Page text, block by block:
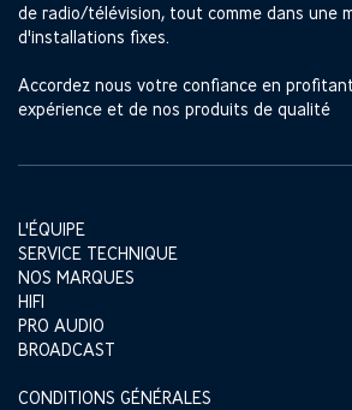
de radio/télévision, tout comme dans une
d'installations fixes.
Accordez nous votre confiance en
expérience et de nos produits de qualité
L'ÉQUIPE
SERVICE TECHNIQUE
NOS MARQUES
HIFI
PRO AUDIO
BROADCAST
CONDITIONS GÉNÉRALES